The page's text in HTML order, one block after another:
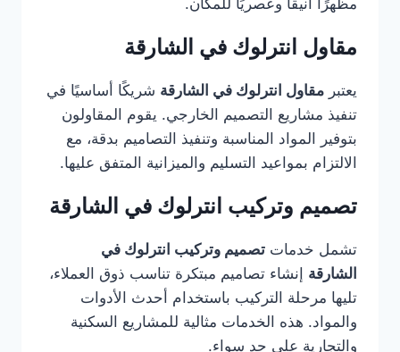
مظهرًا أنيقًا وعصريًا للمكان.
مقاول انترلوك في الشارقة
يعتبر مقاول انترلوك في الشارقة شريكًا أساسيًا في
تنفيذ مشاريع التصميم الخارجي. يقوم المقاولون
بتوفير المواد المناسبة وتنفيذ التصاميم بدقة، مع
الالتزام بمواعيد التسليم والميزانية المتفق عليها.
تصميم وتركيب انترلوك في الشارقة
تشمل خدمات تصميم وتركيب انترلوك في
الشارقة إنشاء تصاميم مبتكرة تناسب ذوق العملاء،
تليها مرحلة التركيب باستخدام أحدث الأدوات
والمواد. هذه الخدمات مثالية للمشاريع السكنية
والتجارية على حد سواء.